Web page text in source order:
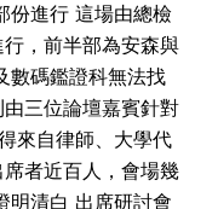
份進行 這場由總檢
，前半部為安森與
數碼鑑證科無法找
三位論壇嘉賓針對
來自律師、大學代
者近百人，會場幾
明清白 出席研討會